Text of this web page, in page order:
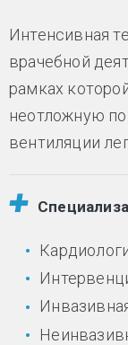
Интенсивная
врачебной
рамках
неотложную
вентиляции